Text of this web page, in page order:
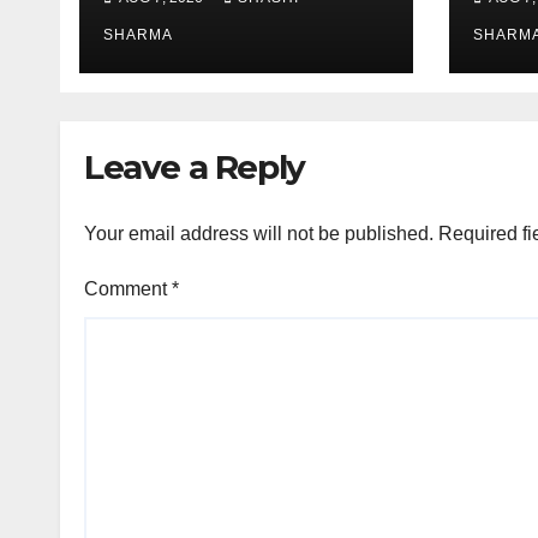
रंगीन एलईडी लाइटें
SHARMA
स्थल
पहुंचे
Leave a Reply
Your email address will not be published. Required
Comment*